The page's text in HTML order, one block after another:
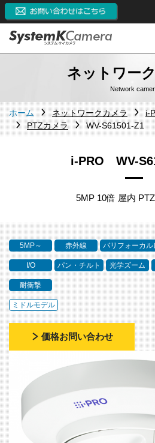
ネットワー
Network
ホーム ネットワークカメラ
i-
PTZカメラ
WV-S61501-Z1
i-PRO WV-
5MP 10倍 屋内
5MP～ 赤外線 バリフォーカル
I/O パン・チルト 光学ズーム
耐衝撃
ミドルモデル
価格お問い合わせ